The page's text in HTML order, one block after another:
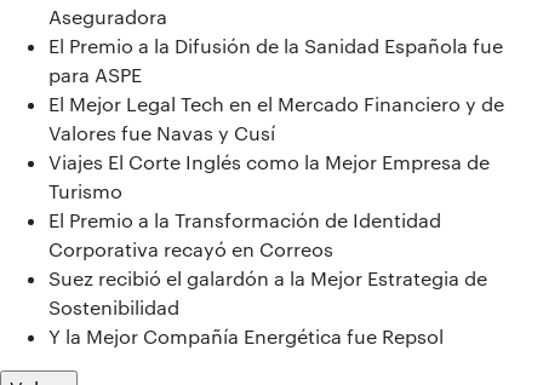
Aseguradora
El Premio a la Difusión de la Sanidad Española fue
para ASPE
El Mejor Legal Tech en el Mercado Financiero y de
Valores fue Navas y Cusí
Viajes El Corte Inglés como la Mejor Empresa de
Turismo
El Premio a la Transformación de Identidad
Corporativa recayó en Correos
Suez recibió el galardón a la Mejor Estrategia de
Sostenibilidad
Y la Mejor Compañía Energética fue Repsol